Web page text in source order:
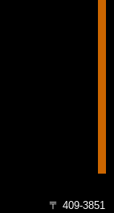
〒 409-3851